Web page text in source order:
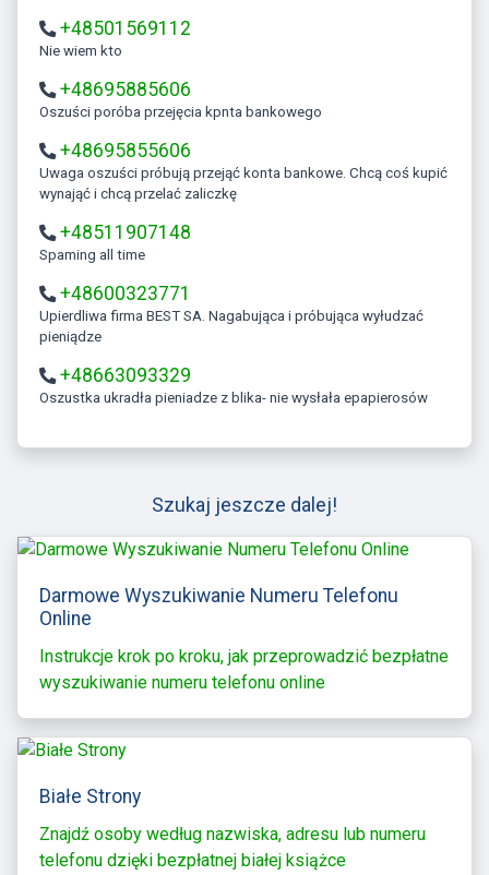
+48501569112
Nie wiem kto
+48695885606
Oszuści poróba przejęcia kpnta bankowego
+48695855606
Uwaga oszuści próbują przejąć konta bankowe. Chcą coś kupić
wynająć i chcą przelać zaliczkę
+48511907148
Spaming all time
+48600323771
Upierdliwa firma BEST SA. Nagabująca i próbująca wyłudzać
pieniądze
+48663093329
Oszustka ukradła pieniadze z blika- nie wysłała epapierosów
Szukaj jeszcze dalej!
Darmowe Wyszukiwanie Numeru Telefonu
Online
Instrukcje krok po kroku, jak przeprowadzić bezpłatne
wyszukiwanie numeru telefonu online
Białe Strony
Znajdź osoby według nazwiska, adresu lub numeru
telefonu dzięki bezpłatnej białej książce